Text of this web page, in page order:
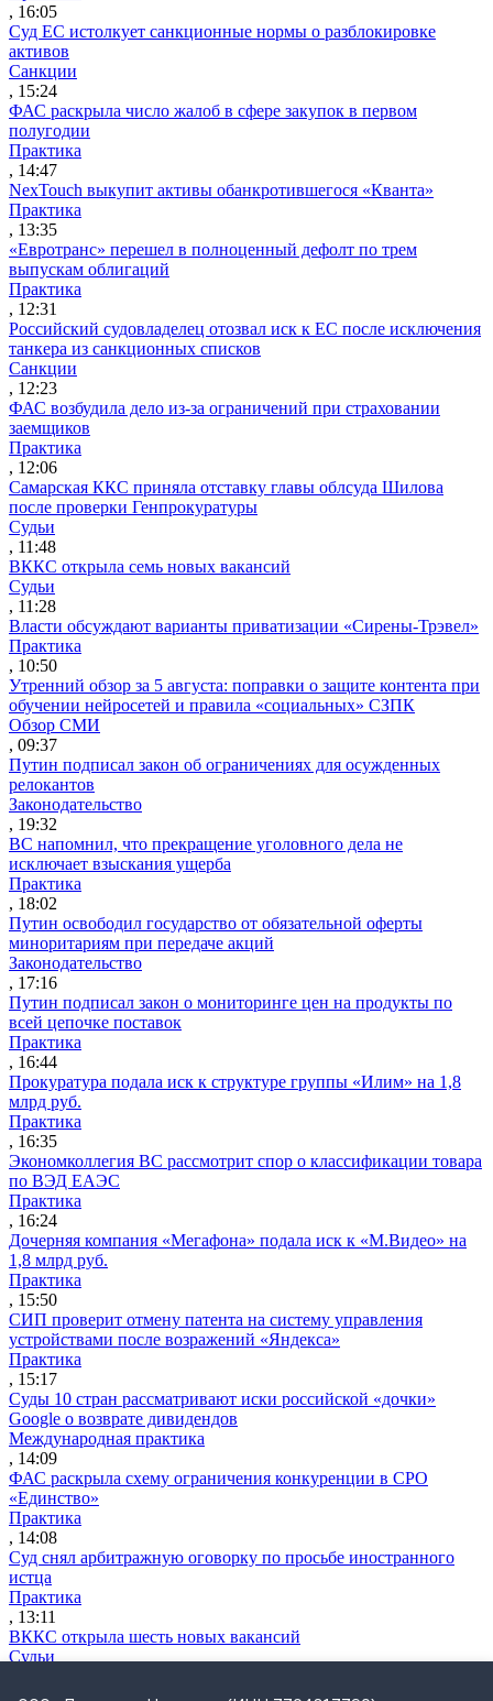
, 16:05
Суд ЕС истолкует санкционные нормы о разблокировке
активов
Санкции
, 15:24
ФАС раскрыла число жалоб в сфере закупок в первом
полугодии
Практика
, 14:47
NexTouch выкупит активы обанкротившегося «Кванта»
Практика
, 13:35
«Евротранс» перешел в полноценный дефолт по трем
выпускам облигаций
Практика
, 12:31
Российский судовладелец отозвал иск к ЕС после исключения
танкера из санкционных списков
Санкции
, 12:23
ФАС возбудила дело из-за ограничений при страховании
заемщиков
Практика
, 12:06
Самарская ККС приняла отставку главы облсуда Шилова
после проверки Генпрокуратуры
Судьи
, 11:48
ВККС открыла семь новых вакансий
Судьи
, 11:28
Власти обсуждают варианты приватизации «Сирены-Трэвел»
Практика
, 10:50
Утренний обзор за 5 августа: поправки о защите контента при
обучении нейросетей и правила «социальных» СЗПК
Обзор СМИ
, 09:37
Путин подписал закон об ограничениях для осужденных
релокантов
Законодательство
, 19:32
ВС напомнил, что прекращение уголовного дела не
исключает взыскания ущерба
Практика
, 18:02
Путин освободил государство от обязательной оферты
миноритариям при передаче акций
Законодательство
, 17:16
Путин подписал закон о мониторинге цен на продукты по
всей цепочке поставок
Практика
, 16:44
Прокуратура подала иск к структуре группы «Илим» на 1,8
млрд руб.
Практика
, 16:35
Экономколлегия ВС рассмотрит спор о классификации товара
по ВЭД ЕАЭС
Практика
, 16:24
Дочерняя компания «Мегафона» подала иск к «М.Видео» на
1,8 млрд руб.
Практика
, 15:50
СИП проверит отмену патента на систему управления
устройствами после возражений «Яндекса»
Практика
, 15:17
Суды 10 стран рассматривают иски российской «дочки»
Google о возврате дивидендов
Международная практика
, 14:09
ФАС раскрыла схему ограничения конкуренции в СРО
«Единство»
Практика
, 14:08
Суд снял арбитражную оговорку по просьбе иностранного
истца
Практика
, 13:11
ВККС открыла шесть новых вакансий
Судьи
Экономколлегия решит, можно ли уменьшить сумму гарантии